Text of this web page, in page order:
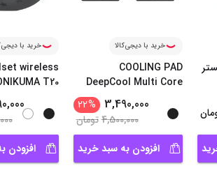
خرید با دیجی‌کالا
COOLING PAD
DeepCool Multi Core
3,490,000
%
22
4,500,000تومان
افزودن به سبد خرید
خرید با
wireless
T20
افزودن